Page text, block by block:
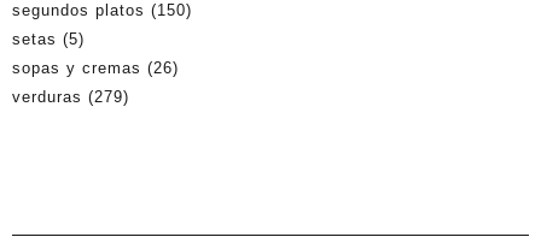
segundos platos (150)
setas (5)
sopas y cremas (26)
verduras (279)